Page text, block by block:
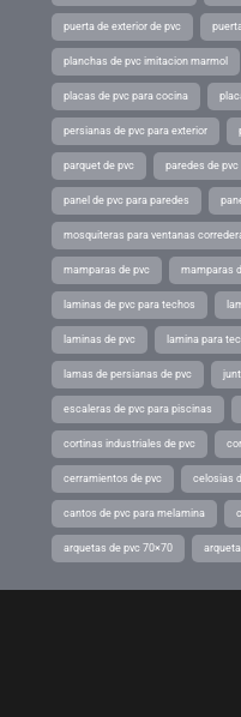
puerta de exterior de pvc
planchas de pvc imitacion marmol
placas de pvc para cocina
persianas de pvc para exterior
parquet de pvc paredes de pvc
panel de pvc para paredes
mosquiteras para ventanas
mamparas de pvc mamparas
laminas de pvc para techos
laminas de pvc lamina para
lamas de persianas de pvc
escaleras de pvc para piscinas
cortinas industriales de pvc
cerramientos de pvc celosias
cantos de pvc para melamina
arquetas de pvc 70×70